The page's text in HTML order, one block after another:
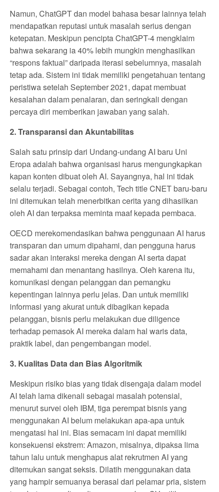
Namun, ChatGPT dan model bahasa besar lainnya telah
mendapatkan reputasi untuk masalah serius dengan
ketepatan. Meskipun pencipta ChatGPT-4 mengklaim
bahwa sekarang ia 40% lebih mungkin menghasilkan
“respons faktual” daripada iterasi sebelumnya, masalah
tetap ada. Sistem ini tidak memiliki pengetahuan tentang
peristiwa setelah September 2021, dapat membuat
kesalahan dalam penalaran, dan seringkali dengan
percaya diri memberikan jawaban yang salah.
2. Transparansi dan Akuntabilitas
Salah satu prinsip dari Undang-undang AI baru Uni
Eropa adalah bahwa organisasi harus mengungkapkan
kapan konten dibuat oleh AI. Sayangnya, hal ini tidak
selalu terjadi. Sebagai contoh, Tech title CNET baru-baru
ini ditemukan telah menerbitkan cerita yang dihasilkan
oleh AI dan terpaksa meminta maaf kepada pembaca.
OECD merekomendasikan bahwa penggunaan AI harus
transparan dan umum dipahami, dan pengguna harus
sadar akan interaksi mereka dengan AI serta dapat
memahami dan menantang hasilnya. Oleh karena itu,
komunikasi dengan pelanggan dan pemangku
kepentingan lainnya perlu jelas. Dan untuk memiliki
informasi yang akurat untuk dibagikan kepada
pelanggan, bisnis perlu melakukan due diligence
terhadap pemasok AI mereka dalam hal waris data,
praktik label, dan pengembangan model.
3. Kualitas Data dan Bias Algoritmik
Meskipun risiko bias yang tidak disengaja dalam model
AI telah lama dikenali sebagai masalah potensial,
menurut survei oleh IBM, tiga perempat bisnis yang
menggunakan AI belum melakukan apa-apa untuk
mengatasi hal ini. Bias semacam ini dapat memiliki
konsekuensi ekstrem: Amazon, misalnya, dipaksa lima
tahun lalu untuk menghapus alat rekrutmen AI yang
ditemukan sangat seksis. Dilatih menggunakan data
yang hampir semuanya berasal dari pelamar pria, sistem